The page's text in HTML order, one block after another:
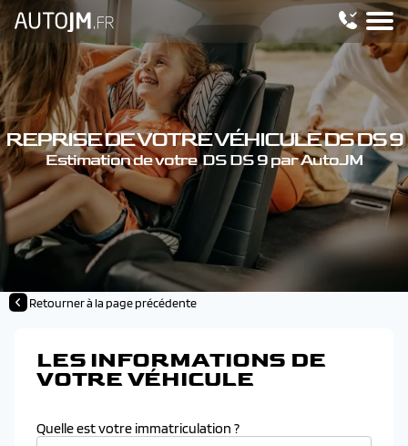
REPRISE DE VOTRE VÉHICULE DS DS 9
Estimation de votre DS DS 9 par AutoJM
Retourner à la page précédente
LES INFORMATIONS DE
VOTRE VÉHICULE
Quelle est votre immatriculation ?